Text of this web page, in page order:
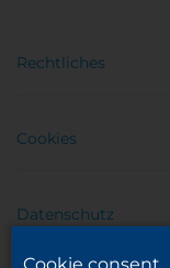
Rechtliches
Cookies
Datenschutz
Cookie consent